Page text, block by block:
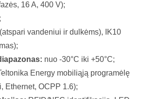
16 A, 400 V);
(atspari vandeniui ir dulkėms), IK10
nuo -30°C iki +50°C;
Energy mobiliąją programėlę
Ethernet, OCPP 1.6);